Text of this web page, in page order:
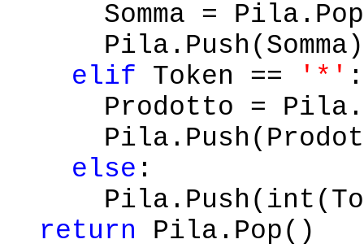
Somma =
Pila.Push(Somma)
elif Token == '*' :
Prodotto =
else :
return Pila.Pop()